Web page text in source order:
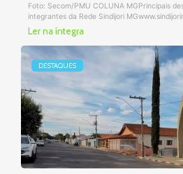
Foto: Secom/PMU COLUNA MGPrincipais
integrantes da Rede Sindijori
Ler na íntegra
DESTAQUES